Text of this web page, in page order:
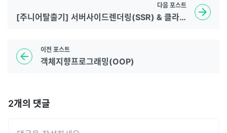
이전 포스트
객체지향프로그래밍(OOP)
다음 포스트
[주니어탈출기] 서버사이드렌더링(SSR) & 클라이언트사이드렌더링(CSR)
2개의 댓글